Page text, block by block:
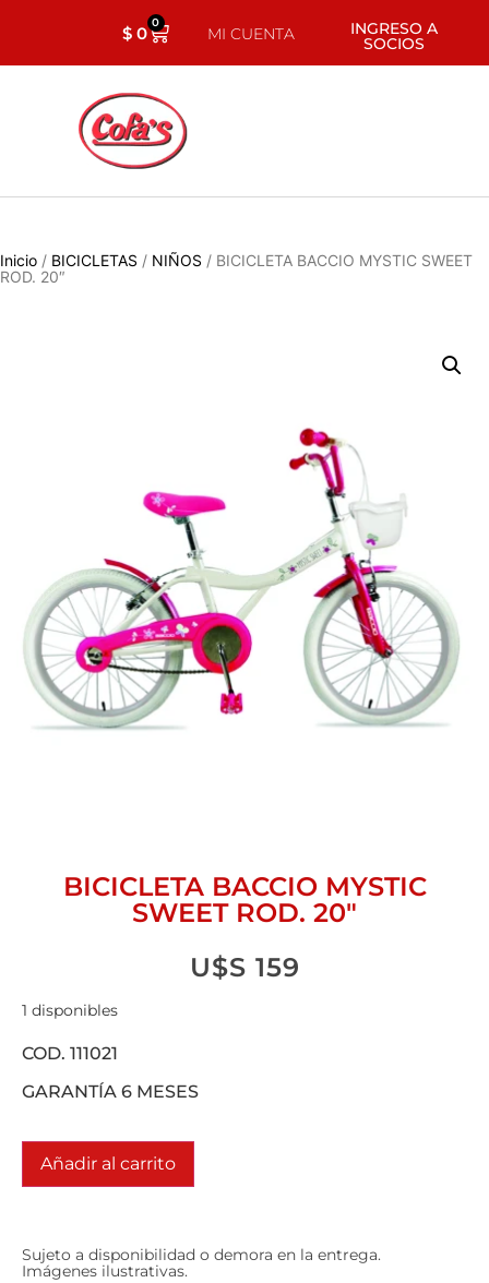
$0 0
MI CUENTA INGRESO A
SOCIOS
Inicio / BICICLETAS / NIÑOS / BICICLETA BACCIO MYSTIC SWEET
ROD. 20″
BICICLETA BACCIO MYSTIC
SWEET ROD. 20″
U$S 159
1 disponibles
COD. 111021
GARANTÍA 6 MESES
Añadir al carrito
Sujeto a disponibilidad o demora en la entrega.
Imágenes ilustrativas.